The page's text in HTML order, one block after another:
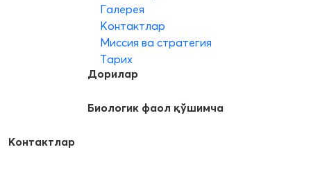
Галерея
Контактлар
Миссия ва стратегия
Тарих
Дорилар
Биологик фаол қўшимча
Контактлар